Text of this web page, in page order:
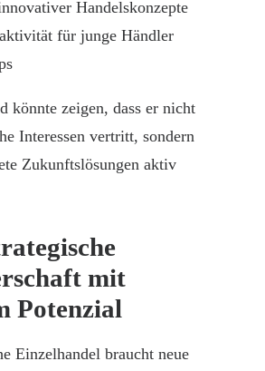
Handelskonzepte
für junge Händler
könnte zeigen, dass er nicht
Interessen vertritt, sondern
Zukunftslösungen aktiv
mit
Potenzial
Einzelhandel braucht neue